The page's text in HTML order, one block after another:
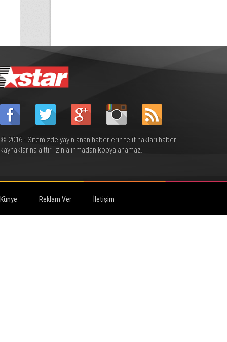
© 2016 - Sitemizde yayınlanan haberlerin telif hakları haber
kaynaklarına aittir. İzin alınmadan kopyalanamaz.
Künye Reklam Ver İletişim